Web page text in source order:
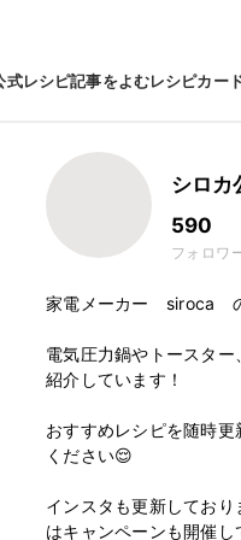
式レシピ記事をよむレシピカー
シロカ
590
フォロワ
家電メーカー　siroca　
電気圧力鍋やトースタ
紹介しています！
おすすめレシピを随時
ください😌
インスタも更新してお
はキャンペーンも開催し